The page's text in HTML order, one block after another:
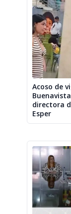
Acoso de
directora
Esper